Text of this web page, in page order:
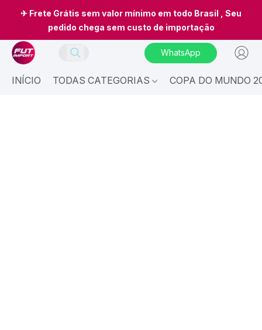
✈ Frete Grátis sem valor mínimo em todo Brasil , Seu
pedido chega sem custo de importação
WhatsApp
INÍCIO TODAS CATEGORIAS COPA DO MUNDO